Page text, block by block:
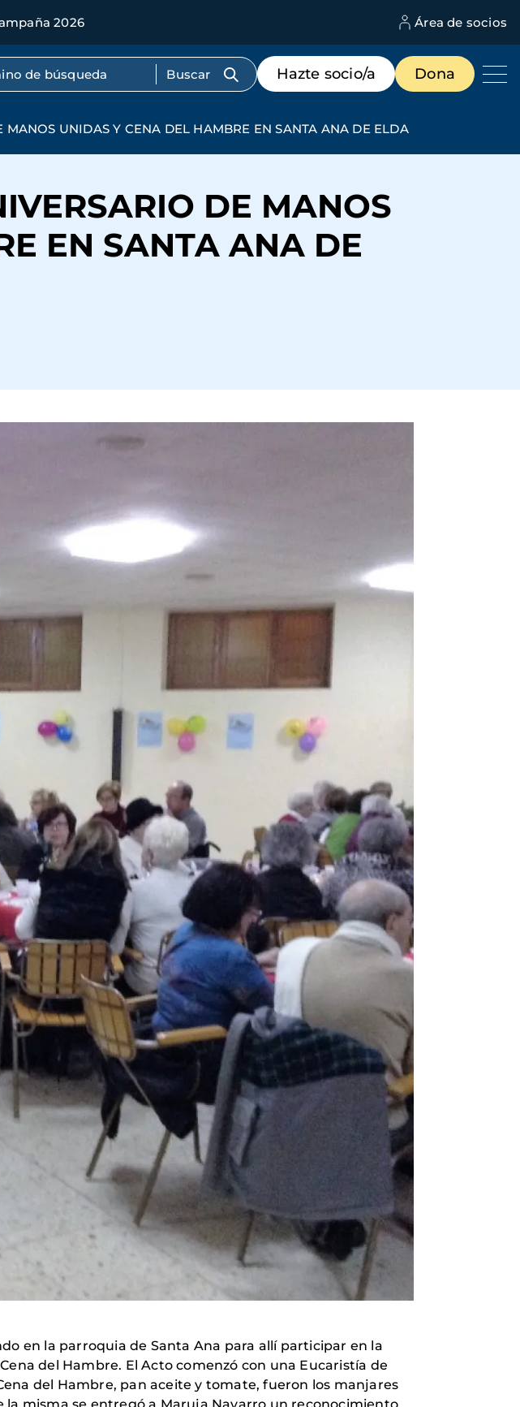
2026 Área de socios
completo
Menú
de
destacados
Hazte socio/a Dona
UNIDAS Y CENA DEL HAMBRE EN SANTA ANA DE ELDA
DE MANOS
EN SANTA ANA DE
en la parroquia de Santa Ana para allí participar en la
del Hambre. El Acto comenzó con una Eucaristía de
del Hambre, pan aceite y tomate, fueron los manjares